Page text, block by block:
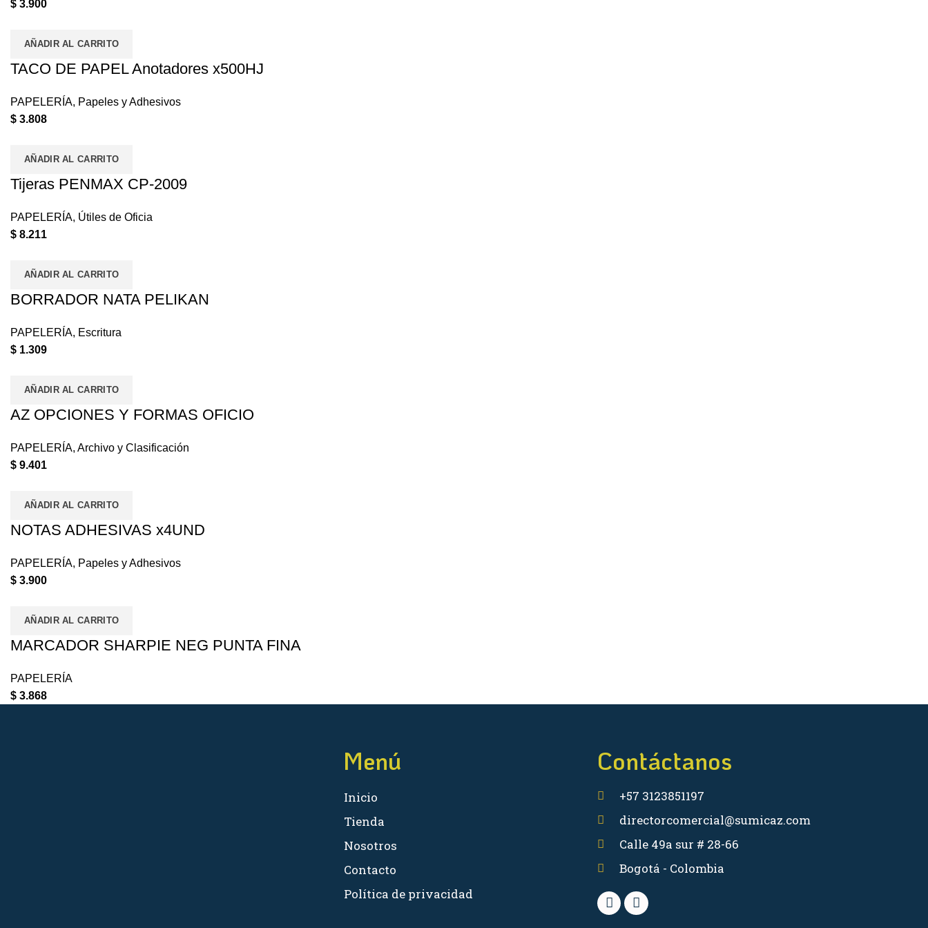
$ 3.900
AÑADIR AL CARRITO
TACO DE PAPEL Anotadores x500HJ
PAPELERÍA, Papeles y Adhesivos
$ 3.808
AÑADIR AL CARRITO
Tijeras PENMAX CP-2009
PAPELERÍA, Útiles de Oficia
$ 8.211
AÑADIR AL CARRITO
BORRADOR NATA PELIKAN
PAPELERÍA, Escritura
$ 1.309
AÑADIR AL CARRITO
AZ OPCIONES Y FORMAS OFICIO
PAPELERÍA, Archivo y Clasificación
$ 9.401
AÑADIR AL CARRITO
NOTAS ADHESIVAS x4UND
PAPELERÍA, Papeles y Adhesivos
$ 3.900
AÑADIR AL CARRITO
MARCADOR SHARPIE NEG PUNTA FINA
PAPELERÍA
$ 3.868
Menú
Inicio
Tienda
Nosotros
Contacto
Política de privacidad
Contáctanos
+57 3123851197
directorcomercial@sumicaz.com
Calle 49a sur # 28-66
Bogotá - Colombia